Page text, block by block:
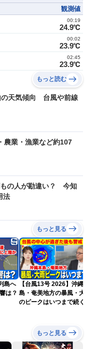
観測値
24.9℃
00:19
23.9℃
00:02
23.9℃
02:45
もっと読む
の天気傾向 台風や前線
農業・漁業など約107
の人が勘違い？ 今知
法
もっと見る
島へ
【台風13号 2026】沖縄
島・奄美地方の暴風・大
のピークはいつまで続く
もっと見る